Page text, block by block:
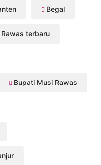
Begal
terbaru
Bupati Musi Rawas